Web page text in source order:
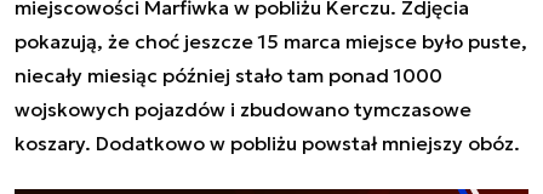
miejscowości Marfiwka w pobliżu Kerczu. Zdjęcia
pokazują, że choć jeszcze 15 marca miejsce było puste,
niecały miesiąc później stało tam ponad 1000
wojskowych pojazdów i zbudowano tymczasowe
koszary. Dodatkowo w pobliżu powstał mniejszy obóz.